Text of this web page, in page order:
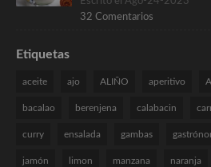
32 Comentarios
Etiquetas
aceite ajo ALIÑO aperitivo
bacalao berenjena calabacin
curry ensalada gambas
jamón limon manzana naranja